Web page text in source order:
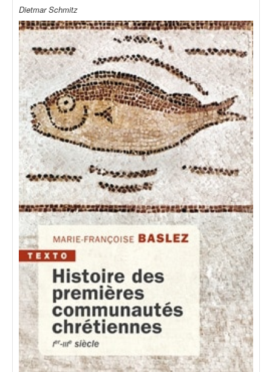
Dietmar Schmitz